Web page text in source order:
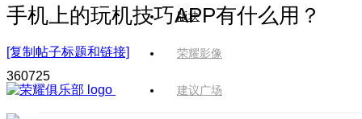
版块
荣耀影像
建议广场
手机上的玩机技巧APP有什么用？
[复制帖子标题和链接]
360725